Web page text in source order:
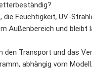
Feuchtigkeit, UV-
Außenbereich und bleibt
Transport und das
abhängig vom Modell.